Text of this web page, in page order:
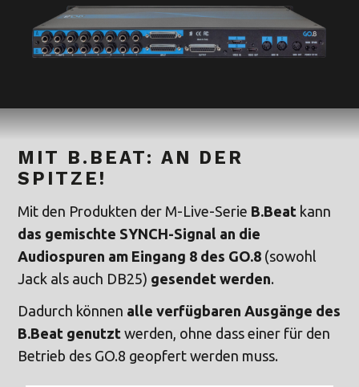
MIT B.BEAT: AN DER
SPITZE!
Mit den Produkten der M-Live-Serie B.Beat kann
das gemischte SYNCH-Signal an die
Audiospuren am Eingang 8 des GO.8 (sowohl
Jack als auch DB25) gesendet werden.
Dadurch können alle verfügbaren Ausgänge des
B.Beat genutzt werden, ohne dass einer für den
Betrieb des GO.8 geopfert werden muss.